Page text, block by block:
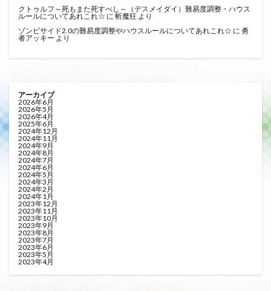
クトゥルフ～死もまた死すべし～（デスメイダイ）難易度調整・ハウス
ルールについてあれこれ☆ に 斬魔狂 より
ゾンビサイド2.0の難易度調整やハウスルールについてあれこれ☆ に 勇
者アッキー より
アーカイブ
2026年6月
2026年5月
2026年4月
2025年6月
2024年12月
2024年11月
2024年9月
2024年8月
2024年7月
2024年6月
2024年5月
2024年3月
2024年2月
2024年1月
2023年12月
2023年11月
2023年10月
2023年9月
2023年8月
2023年7月
2023年6月
2023年5月
2023年4月